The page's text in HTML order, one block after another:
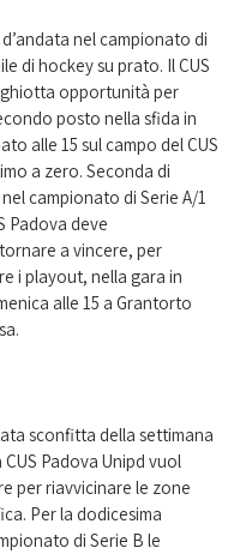
nel campionato di
di hockey su prato. Il CUS
opportunità per
posto nella sfida in
alle 15 sul campo del CUS
a zero. Seconda di
campionato di Serie A/1
Padova deve
a vincere, per
i playout, nella gara in
alle 15 a Grantorto
sconfitta della settimana
CUS Padova Unipd vuol
per riavvicinare le zone
Per la dodicesima
di Serie B le